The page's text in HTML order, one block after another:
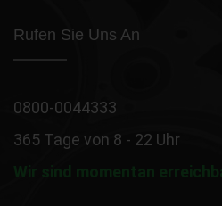
Rufen Sie Uns An
0800-0044333
365 Tage von 8 - 22 Uhr
Wir sind momentan